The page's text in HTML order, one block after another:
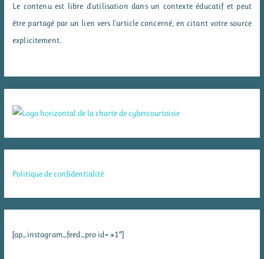
Le contenu est libre d'utilisation dans un contexte éducatif et peut
être partagé par un lien vers l'article concerné, en citant votre source
explicitement.
Politique de confidentialité
[ap_instagram_feed_pro id= »1″]